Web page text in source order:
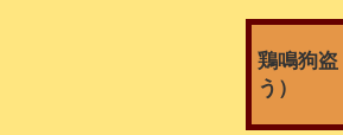
鶏鳴狗盗
う）